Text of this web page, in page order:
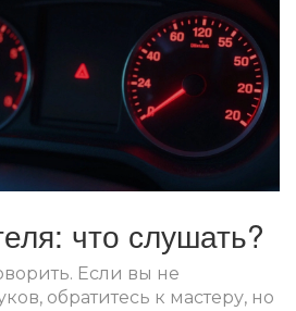
что слушать?
Если вы не
обратитесь к мастеру, но